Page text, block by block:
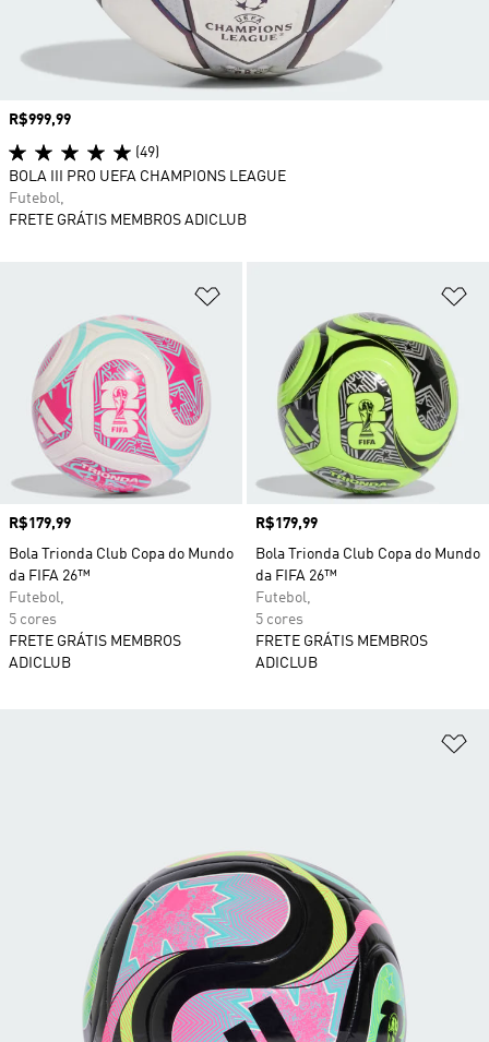
Preço
R$179,99
Bola Trionda Club Copa do Mundo
da FIFA 26™
Futebol,
5 cores
FRETE GRÁTIS MEMBROS
ADICLUB
Preço
R$179,99
Bola Trionda Club Copa do Mundo
da FIFA 26™
Futebol,
5 cores
FRETE GRÁTIS MEMBROS
ADICLUB
Preço
R$999,99
(49)
BOLA III PRO UEFA CHAMPIONS LEAGUE
Futebol,
FRETE GRÁTIS MEMBROS ADICLUB